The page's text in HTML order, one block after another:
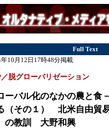
Full Text
10月12日17時48分掲載
／脱グローバリゼーション
ーバル化のなかの農と食
（その１） 北米自由貿
の教訓 大野和興